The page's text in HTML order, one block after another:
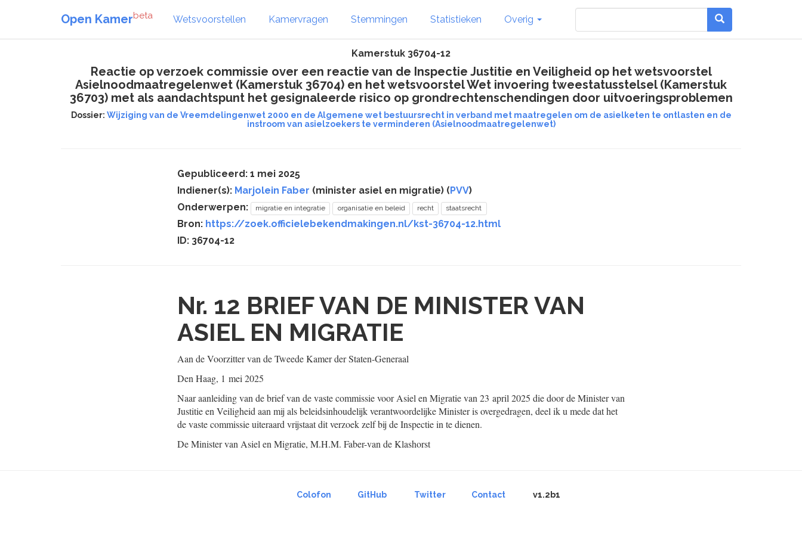
Open Kamerbeta Wetsvoorstellen Kamervragen Stemmingen Statistieken Overig
Kamerstuk 36704-12
Reactie op verzoek commissie over een reactie van de Inspectie Justitie en Veiligheid op het wetsvoorstel
Asielnoodmaatregelenwet (Kamerstuk 36704) en het wetsvoorstel Wet invoering tweestatusstelsel (Kamerstuk
36703) met als aandachtspunt het gesignaleerde risico op grondrechtenschendingen door uitvoeringsproblemen
Dossier: Wijziging van de Vreemdelingenwet 2000 en de Algemene wet bestuursrecht in verband met maatregelen om de asielketen te ontlasten en de
instroom van asielzoekers te verminderen (Asielnoodmaatregelenwet)
Gepubliceerd: 1 mei 2025
Indiener(s): Marjolein Faber (minister asiel en migratie) (PVV)
Onderwerpen:
migratie en integratie organisatie en beleid recht staatsrecht
Bron: https://zoek.officielebekendmakingen.nl/kst-36704-12.html
ID: 36704-12
Nr. 12 BRIEF VAN DE MINISTER VAN
ASIEL EN MIGRATIE
Aan de Voorzitter van de Tweede Kamer der Staten-Generaal
Den Haag, 1 mei 2025
Naar aanleiding van de brief van de vaste commissie voor Asiel en Migratie van 23 april 2025 die door de Minister van
Justitie en Veiligheid aan mij als beleidsinhoudelijk verantwoordelijke Minister is overgedragen, deel ik u mede dat het
de vaste commissie uiteraard vrijstaat dit verzoek zelf bij de Inspectie in te dienen.
De Minister van Asiel en Migratie, M.H.M. Faber-van de Klashorst
Colofon GitHub Twitter Contact v1.2b1